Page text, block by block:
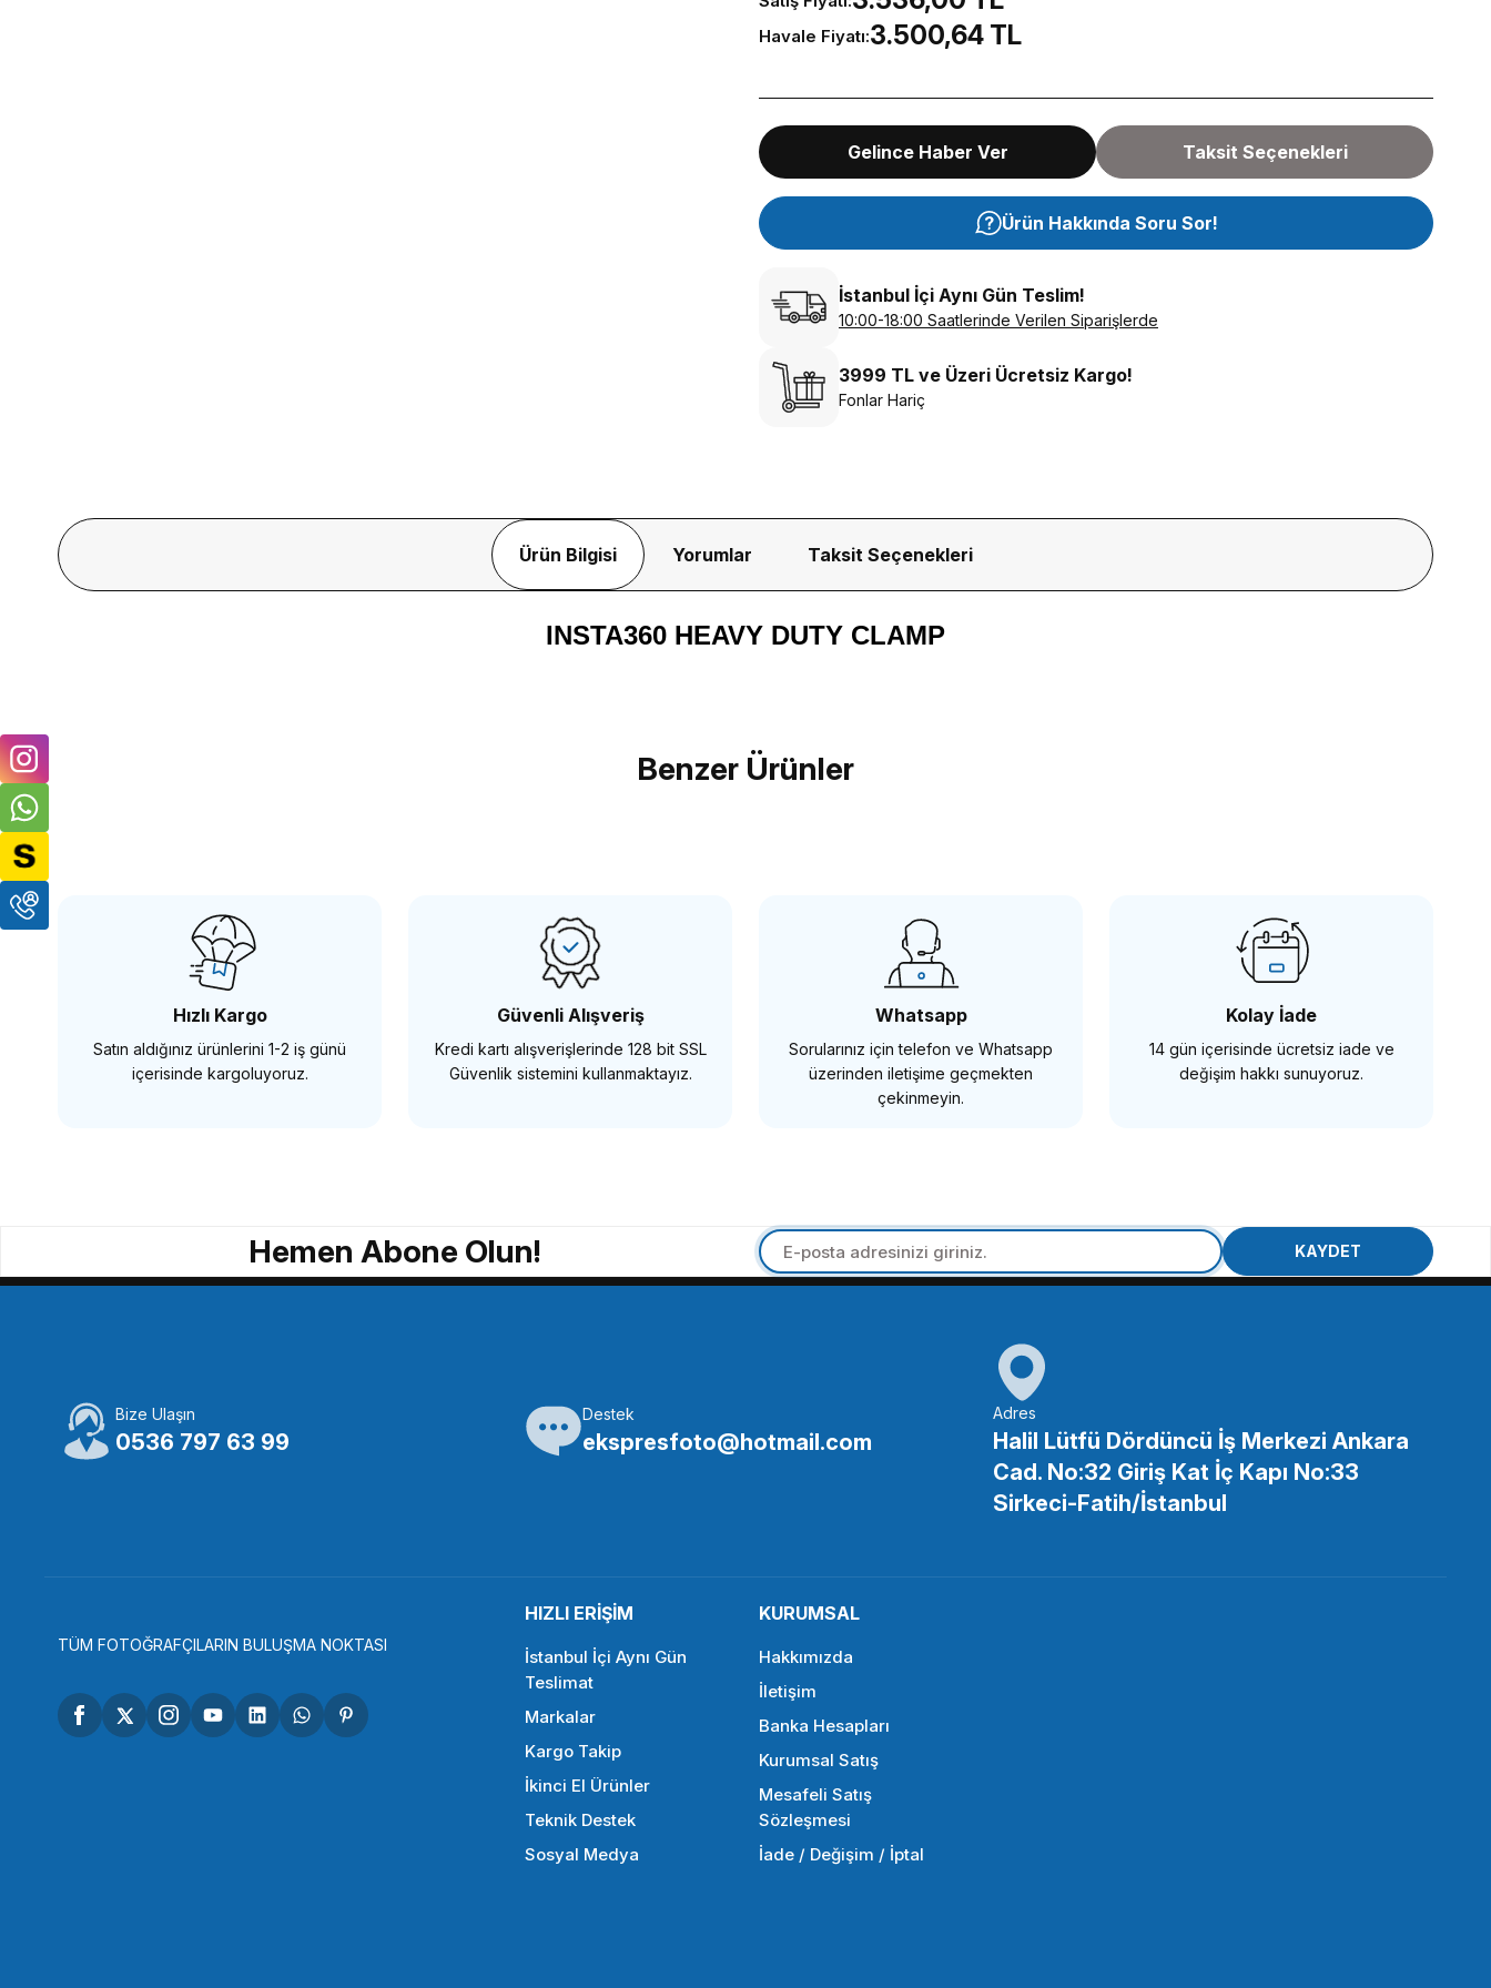
Havale Fiyatı:3.500,64 TL
Gelince Haber Ver Taksit Seçenekleri
Ürün Hakkında Soru Sor!
İstanbul İçi Aynı Gün Teslim!
10:00-18:00 Saatlerinde Verilen Siparişlerde
3999 TL ve Üzeri Ücretsiz Kargo!
Fonlar Hariç
Ürün Bilgisi Yorumlar Taksit Seçenekleri
INSTA360 HEAVY DUTY CLAMP
Benzer Ürünler
6.049,00 TL
SEPETE EKLE SEPETE EKLE SEPETE EKLE SEPETE EKLE
3.219,00 TL 11.999,00 TL 4.300,00 TL
SEPETE EKLE
6.175,00 TL
Insta360
SEPETE EKLE
Insta360
Hızlı Kargo
Satın aldığınız ürünlerini 1-2 iş günü
içerisinde kargoluyoruz.
Güvenli Alışveriş
Kredi kartı alışverişlerinde 128 bit SSL
Güvenlik sistemini kullanmaktayız.
Whatsapp
Sorularınız için telefon ve Whatsapp
üzerinden iletişime geçmekten
çekinmeyin.
Kolay İade
14 gün içerisinde ücretsiz iade ve
değişim hakkı sunuyoruz.
Hemen Abone Olun! KAYDET
Bize Ulaşın
0536 797 63 99
Destek
ekspresfoto@hotmail.com
Adres
Halil Lütfü Dördüncü İş Merkezi Ankara
Cad. No:32 Giriş Kat İç Kapı No:33
Sirkeci-Fatih/İstanbul
TÜM FOTOĞRAFÇILARIN BULUŞMA NOKTASI
HIZLI ERİŞİM
İstanbul İçi Aynı Gün
Teslimat
Markalar
Kargo Takip
İkinci El Ürünler
Teknik Destek
Sosyal Medya
KURUMSAL
Hakkımızda
İletişim
Banka Hesapları
Kurumsal Satış
Mesafeli Satış
Sözleşmesi
İade / Değişim / İptal